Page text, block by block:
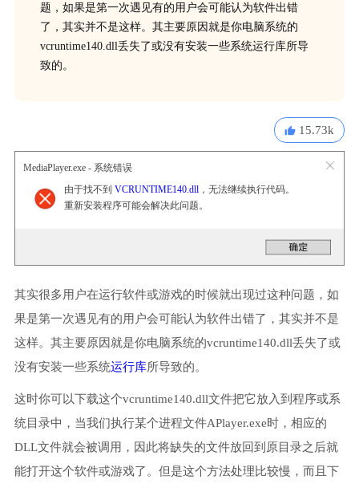
题，如果是第一次遇见有的用户会可能认为软件出错
了，其实并不是这样。其主要原因就是你电脑系统的
vcruntime140.dll丢失了或没有安装一些系统运行库所导
致的。
15.73k
MediaPlayer.exe - 系统错误
由于找不到 VCRUNTIME140.dll，无法继续执行代码。
重新安装程序可能会解决此问题。
其实很多用户在运行软件或游戏的时候就出现过这种问题，如
果是第一次遇见有的用户会可能认为软件出错了，其实并不是
这样。其主要原因就是你电脑系统的vcruntime140.dll丢失了或
没有安装一些系统运行库所导致的。
这时你可以下载这个vcruntime140.dll文件把它放入到程序或系
统目录中，当我们执行某个进程文件APlayer.exe时，相应的
DLL文件就会被调用，因此将缺失的文件放回到原目录之后就
能打开这个软件或游戏了。但是这个方法处理比较慢，而且下